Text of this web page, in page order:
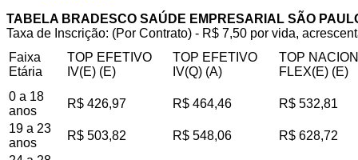
TABELA BRADESCO SAÚDE EMPRESARIAL SÃO
Taxa de Inscrição: (Por Contrato) - R$ 7,50 por vida,
Faixa
Etária
TOP EFETIVO
IV(E) (E)
TOP EFETIVO
IV(Q) (A)
TOP
FLEX(E) (E)
0 a 18
anos
R$ 426,97 R$ 464,46
R$ 532,81
19 a 23
anos
R$ 503,82 R$ 548,06
R$ 628,72